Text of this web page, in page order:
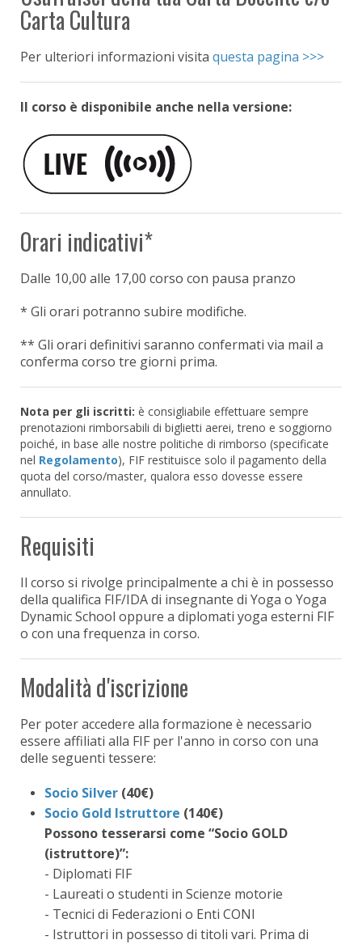
Carta Cultura
Per ulteriori informazioni visita questa pagina >>>
Il corso è disponibile anche nella versione:
Orari indicativi*
Dalle 10,00 alle 17,00 corso con pausa pranzo
* Gli orari potranno subire modifiche.
** Gli orari definitivi saranno confermati via mail a
conferma corso tre giorni prima.
Nota per gli iscritti: è consigliabile effettuare sempre
prenotazioni rimborsabili di biglietti aerei, treno e soggiorno
poiché, in base alle nostre politiche di rimborso (specificate
nel Regolamento), FIF restituisce solo il pagamento della
quota del corso/master, qualora esso dovesse essere
annullato.
Requisiti
Il corso si rivolge principalmente a chi è in possesso
della qualifica FIF/IDA di insegnante di Yoga o Yoga
Dynamic School oppure a diplomati yoga esterni FIF
o con una frequenza in corso.
Modalità d'iscrizione
Per poter accedere alla formazione è necessario
essere affiliati alla FIF per l'anno in corso con una
delle seguenti tessere:
Socio Silver (40€)
Socio Gold Istruttore (140€)
Possono tesserarsi come “Socio GOLD
(istruttore)”:
- Diplomati FIF
- Laureati o studenti in Scienze motorie
- Tecnici di Federazioni o Enti CONI
- Istruttori in possesso di titoli vari. Prima di